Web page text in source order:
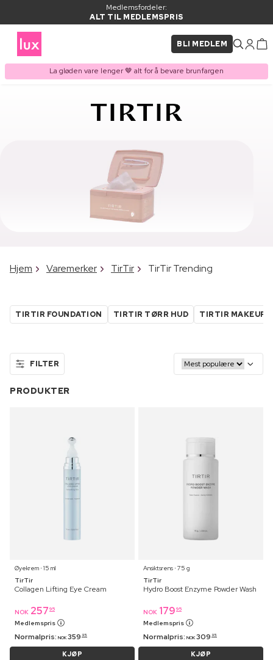
Medlemsfordeler:
ALT TIL MEDLEMSPRIS
BLI MEDLEM
La gløden vare lenger 🤎 alt for å bevare brunfargen
Hjem Varemerker TirTir TirTir Trending
TIRTIR FOUNDATION TIRTIR TØRR HUD TIRTIR MAKEUP
FILTER
PRODUKTER
Øyekrem ⋅ 15 ml
TirTir
Collagen Lifting Eye Cream
NOK 257 95
Medlemspris
Normalpris: NOK 359 95
KJØP
Ansiktsrens ⋅ 75 g
TirTir
Hydro Boost Enzyme Powder Wash
NOK 179 95
Medlemspris
Normalpris: NOK 309 95
KJØP